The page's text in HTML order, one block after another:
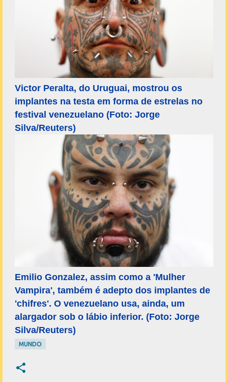
Victor Peralta, do Uruguai, mostrou os
implantes na testa em forma de estrelas no
festival venezuelano (Foto: Jorge
Silva/Reuters)
Emilio Gonzalez, assim como a 'Mulher
Vampira', também é adepto dos implantes de
'chifres'. O venezuelano usa, ainda, um
alargador sob o lábio inferior. (Foto: Jorge
Silva/Reuters)
MUNDO